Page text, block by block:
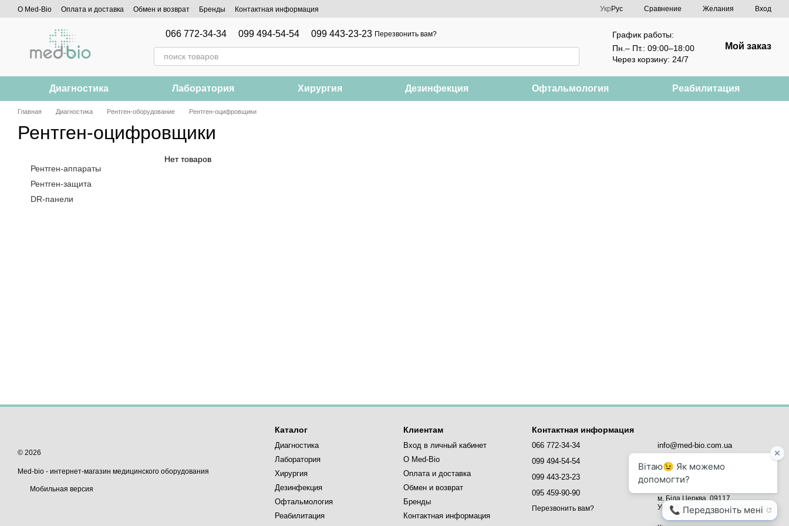
Перейти к основному контенту
О Med-Bio Оплата и доставка Обмен и возврат Бренды Контактная информация Укр Рус Сравнение Желания Вход
066 772-34-34 099 494-54-54 099 443-23-23 Перезвонить вам?
График работы:
Пн.– Пт.: 09:00–18:00
Через корзину: 24/7
Мой заказ
Диагностика Лаборатория Хирургия Дезинфекция Офтальмология Реабилитация
Главная Диагностика Рентген-оборудование Рентген-оцифровщики
Рентген-оцифровщики
Нет товаров
Рентген-аппараты
Рентген-защита
DR-панели
© 2026
Med-bio - интернет-магазин медицинского оборудования
Мобильная версия
Каталог
Диагностика
Лаборатория
Хирургия
Дезинфекция
Офтальмология
Реабилитация
Клиентам
Вход в личный кабинет
О Med-Bio
Оплата и доставка
Обмен и возврат
Бренды
Контактная информация
Контактная информация
066 772-34-34
099 494-54-54
099 443-23-23
095 459-90-90
Перезвонить вам?
info@med-bio.com.ua
MED-BIO - медичне обладнання,
вул. Млинова, 5,
м. Біла Церква, 09117
Україна